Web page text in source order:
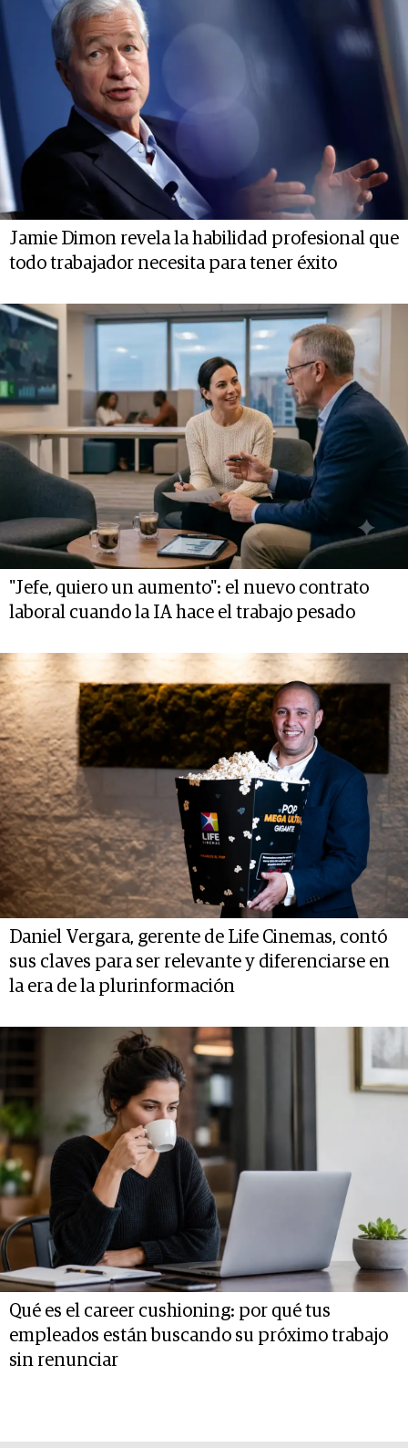
Jamie Dimon revela la habilidad profesional que
todo trabajador necesita para tener éxito
"Jefe, quiero un aumento": el nuevo contrato
laboral cuando la IA hace el trabajo pesado
Daniel Vergara, gerente de Life Cinemas, contó
sus claves para ser relevante y diferenciarse en
la era de la plurinformación
Qué es el career cushioning: por qué tus
empleados están buscando su próximo trabajo
sin renunciar